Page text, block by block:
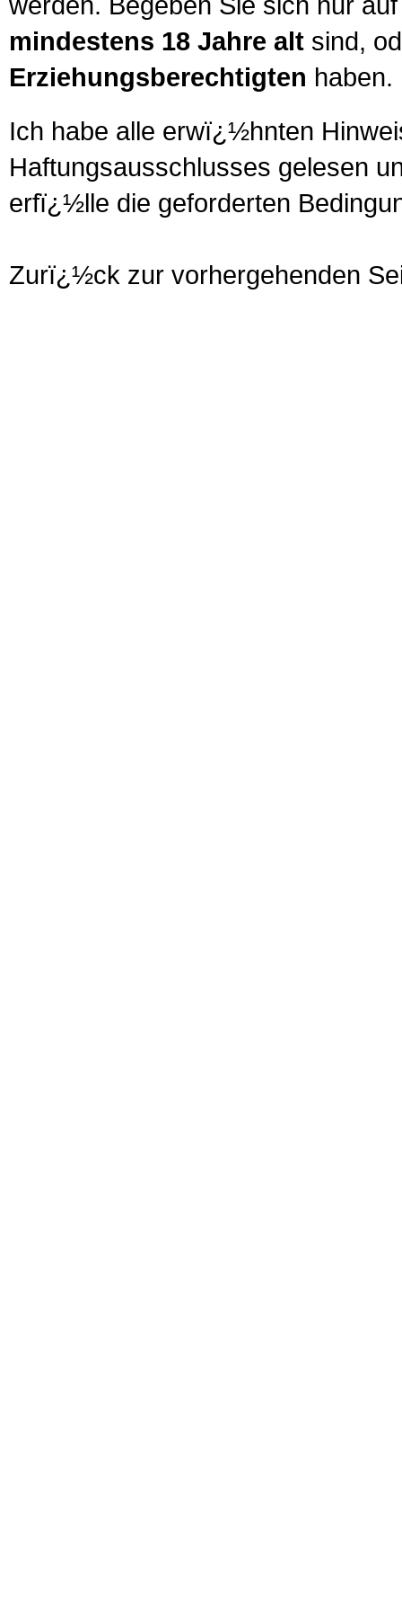
mindestens 18 Jahre alt sind,
Erziehungsberechtigten haben.
Ich habe alle erwï¿½hnten
Haftungsausschlusses gelesen
erfï¿½lle die geforderten
Zurï¿½ck zur vorhergehenden